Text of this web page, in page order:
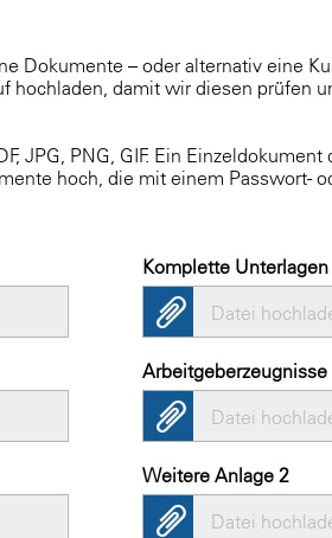
Dokumente – oder alternativ eine
hochladen, damit wir diesen prüfen
JPG, PNG, GIF. Ein
hoch, die mit einem Passwort-
Komplette
Datei
Arbeitgeberzeugnisse
Datei
Weitere Anlage 2
Datei